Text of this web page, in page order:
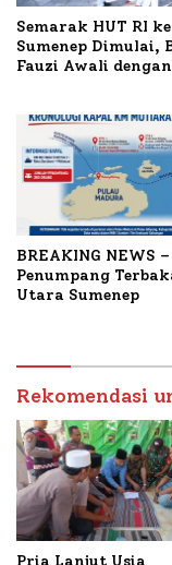
Semarak HUT RI
Sumenep Dimulai,
Fauzi Awali
BREAKING NEWS
Penumpang
Utara Sumenep
Rekomendasi
Pria Lanjut Usia